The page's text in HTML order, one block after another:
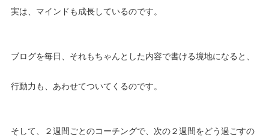
実は、マインドも成長しているのです。
ブログを毎日、それもちゃんとした内容で書ける境地になると、
行動力も、あわせてついてくるのです。
そして、２週間ごとのコーチングで、次の２週間をどう過ごすの